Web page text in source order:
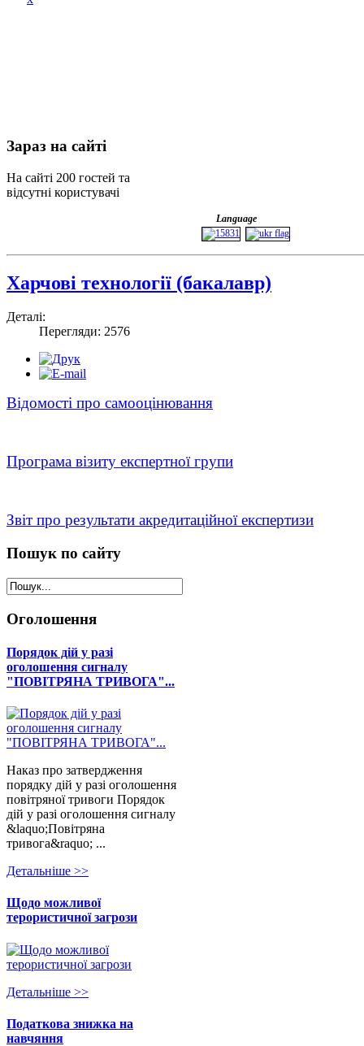
Зараз на сайті
На сайті 200 гостей та
відсутні користувачі
Language
Харчові технології (бакалавр)
Деталі:
Перегляди: 2576
Відомості про самооцінювання
Програма візиту експертної групи
Звіт про результати акредитаційної експертизи
Пошук по сайту
Оголошення
Порядок дій у разі
оголошення сигналу
"ПОВІТРЯНА ТРИВОГА"...
Наказ про затвердження
порядку дій у разі оголошення
повітряної тривоги Порядок
дій у разі оголошення сигналу
&laquo;Повітряна
тривога&raquo; ...
Детальнiше >>
Щодо можливої
терористичної загрози
Детальнiше >>
Податкова знижка на
навчяння